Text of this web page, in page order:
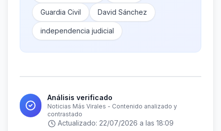
Guardia Civil David Sánchez
independencia judicial
Análisis verificado
Noticias Más Virales - Contenido analizado y
contrastado
Actualizado: 22/07/2026 a las 18:09